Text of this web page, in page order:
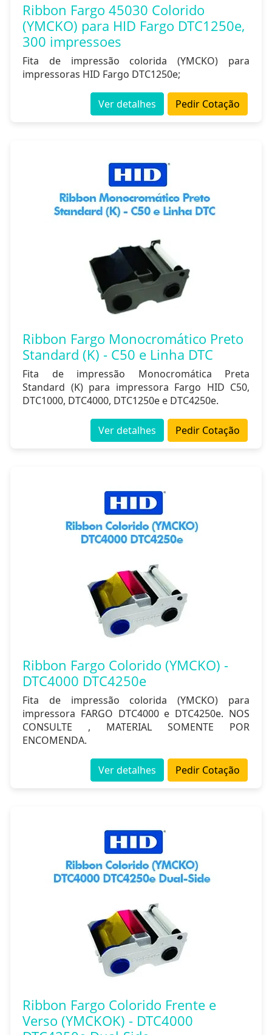
Ribbon Fargo 45030 Colorido
(YMCKO) para HID Fargo DTC1250e,
300 impressoes
Fita de impressão colorida (YMCKO) para
impressoras HID Fargo DTC1250e;
Pedir Cotação
Ver detalhes
Ribbon Fargo Monocromático Preto
Standard (K) - C50 e Linha DTC
Fita de impressão Monocromática Preta
Standard (K) para impressora Fargo HID C50,
DTC1000, DTC4000, DTC1250e e DTC4250e.
Pedir Cotação
Ver detalhes
Ribbon Fargo Colorido (YMCKO) -
DTC4000 DTC4250e
Fita de impressão colorida (YMCKO) para
impressora FARGO DTC4000 e DTC4250e. NOS
CONSULTE , MATERIAL SOMENTE POR
ENCOMENDA.
Pedir Cotação
Ver detalhes
Ribbon Fargo Colorido Frente e
Verso (YMCKOK) - DTC4000